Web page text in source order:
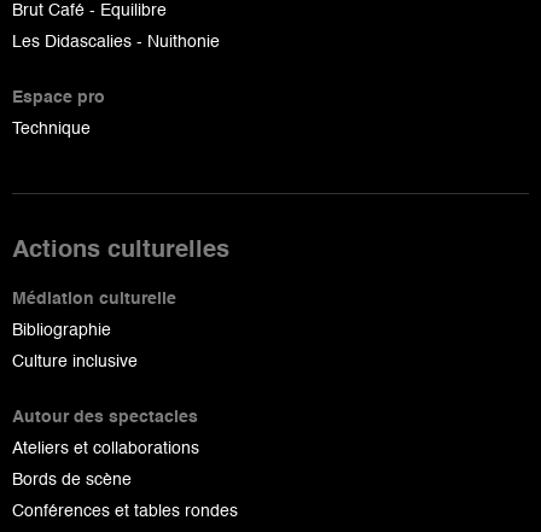
Brut Café - Equilibre
Les Didascalies - Nuithonie
Espace pro
Technique
Actions culturelles
Médiation culturelle
Bibliographie
Culture inclusive
Autour des spectacles
Ateliers et collaborations
Bords de scène
Conférences et tables rondes